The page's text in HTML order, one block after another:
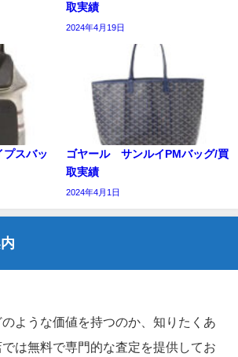
取実績
2024年4月19日
スバッ
ゴヤール サンルイPMバッグ/買
取実績
2024年4月1日
ような価値を持つのか、知りたくあ
は無料で専門的な査定を提供してお